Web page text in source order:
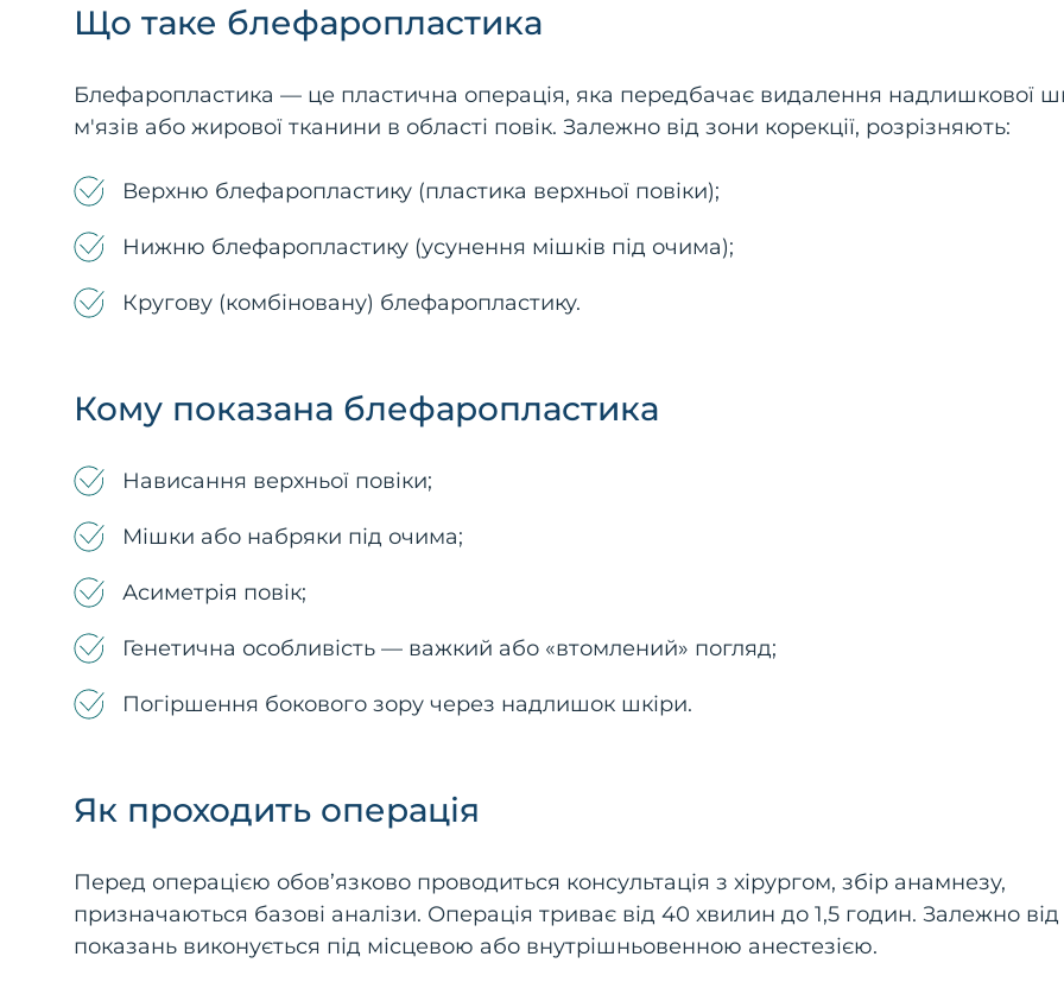
Що таке блефаропластика
Блефаропластика — це пластична операція, яка передбачає видалення надлишкової
м'язів або жирової тканини в області повік. Залежно від зони корекції, розрізняють:
Верхню блефаропластику (пластика верхньої повіки);
Нижню блефаропластику (усунення мішків під очима);
Кругову (комбіновану) блефаропластику.
Кому показана блефаропластика
Нависання верхньої повіки;
Мішки або набряки під очима;
Асиметрія повік;
Генетична особливість — важкий або «втомлений» погляд;
Погіршення бокового зору через надлишок шкіри.
Як проходить операція
Перед операцією обов’язково проводиться консультація з хірургом, збір анамнезу,
призначаються базові аналізи. Операція триває від 40 хвилин до 1,5 годин. Залежно від
показань виконується під місцевою або внутрішньовенною анестезією.